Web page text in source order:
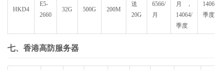
HKD4
E5-
2660
32G 500G 200M
送
20G
6566/
月
月，
14064/
季度
14064/
季度
七、香港高防服务器